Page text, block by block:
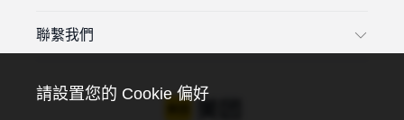
請設置您的 Cookie 偏好
聯繫我們